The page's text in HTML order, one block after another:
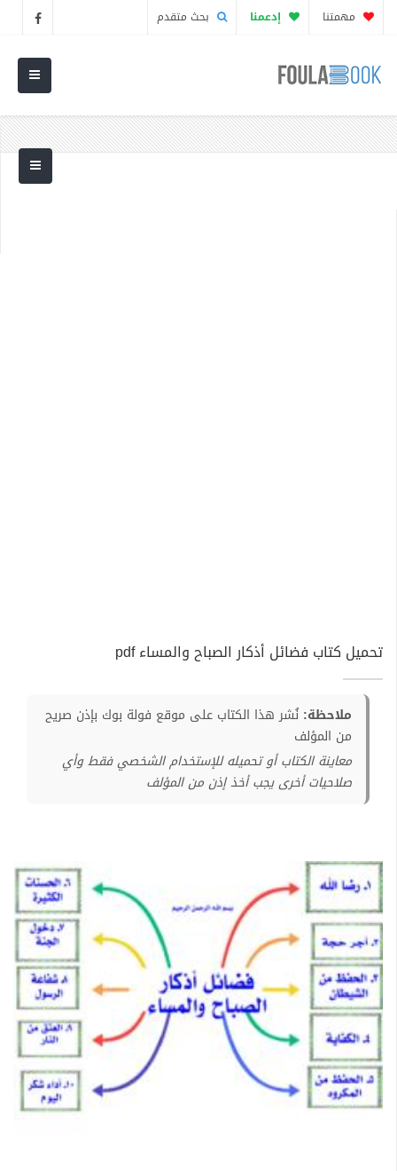
مهمتنا إدعمنا بحث متقدم
تحميل كتاب فضائل أذكار الصباح والمساء pdf
ملاحظة: نُشر هذا الكتاب على موقع فولة بوك بإذن صريح
من المؤلف
معاينة الكتاب أو تحميله للإستخدام الشخصي فقط وأي
صلاحيات أخرى يجب أخذ إذن من المؤلف